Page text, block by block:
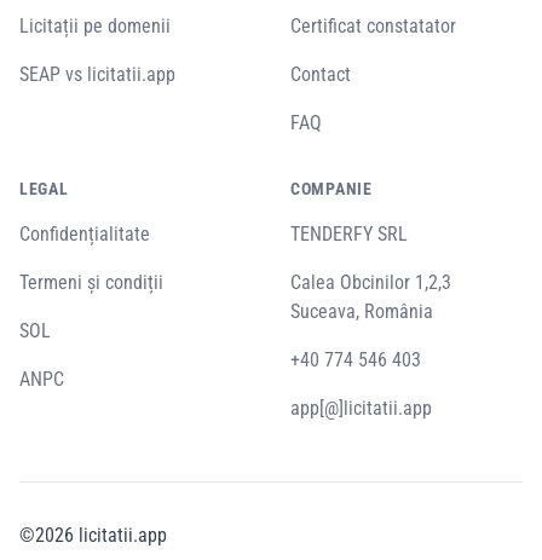
Licitații pe domenii
SEAP vs licitatii.app
Certificat constatator
Contact
FAQ
LEGAL
Confidențialitate
Termeni și condiții
SOL
ANPC
COMPANIE
TENDERFY SRL
Calea Obcinilor 1,2,3
Suceava, România
+40 774 546 403
app[@]licitatii.app
©2026 licitatii.app